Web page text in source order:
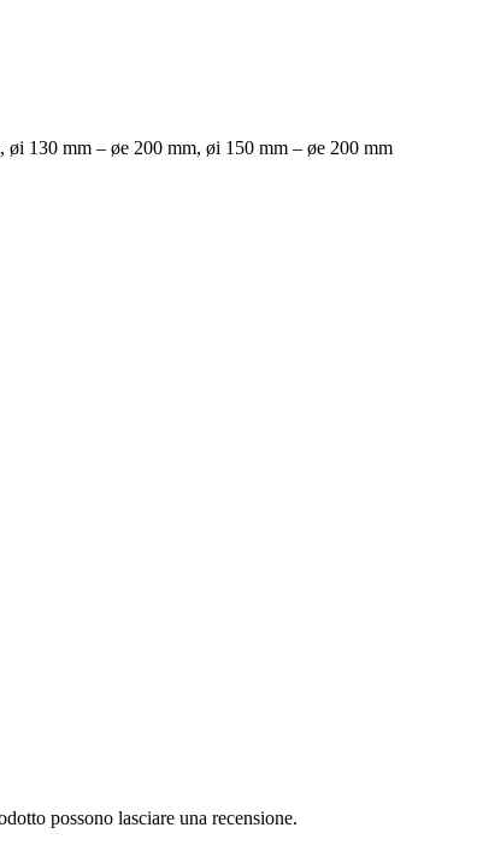
130 mm – øe 200 mm, øi 150 mm – øe 200 mm
possono lasciare una recensione.